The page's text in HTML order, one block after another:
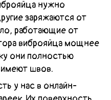
нужно
заряжаются от
работающие от
виброяйца мощнее
они полностью
швов.
у нас в онлайн-